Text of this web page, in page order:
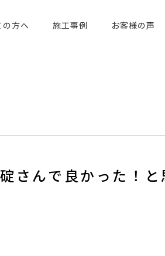
の方へ 施工事例 お客様の声
さんで良かった！